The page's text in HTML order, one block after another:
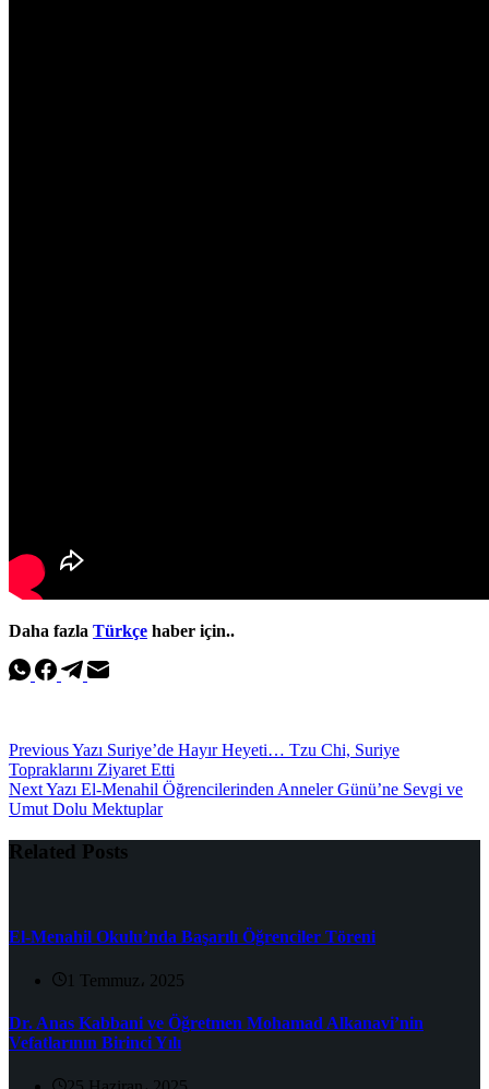
Daha fazla Türkçe haber için..
PreviousYazı Suriye’de Hayır Heyeti… Tzu Chi, Suriye
Topraklarını Ziyaret Etti
NextYazı El-Menahil Öğrencilerinden Anneler Günü’ne Sevgi ve
Umut Dolu Mektuplar
Related Posts
El-Menahil Okulu’nda Başarılı Öğrenciler Töreni
1 Temmuz، 2025
Dr. Anas Kabbani ve Öğretmen Mohamad Alkanavi’nin
Vefatlarının Birinci Yılı